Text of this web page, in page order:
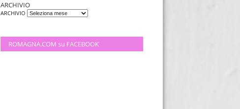
ARCHIVIO
ARCHIVIO
ROMAGNA.COM su FACEBOOK